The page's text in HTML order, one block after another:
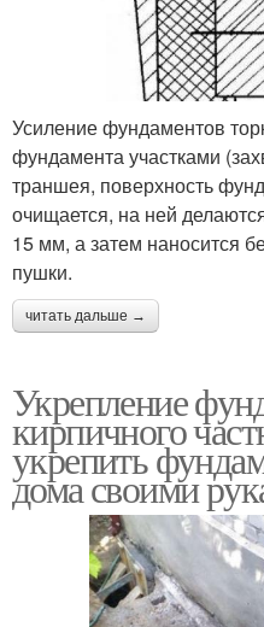
Усиление фундаментов
фундамента участками
траншея, поверхность
очищается, на ней
15 мм, а затем наносится
пушки.
читать дальше →
Укрепление
кирпичного
укрепить
дома своими